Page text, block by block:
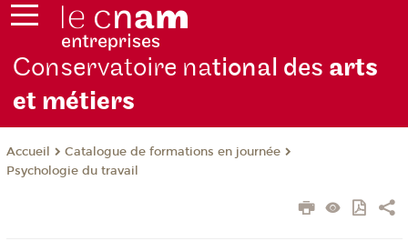
Conservatoire national des arts
et métiers
Accueil
Catalogue de formations en journée
Psychologie du travail